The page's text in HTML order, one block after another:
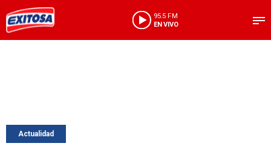
95.5 FM
EN VIVO
Actualidad